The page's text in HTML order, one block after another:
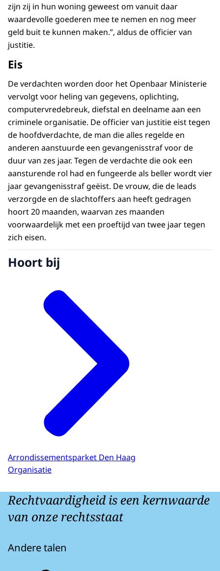
zijn zij in hun woning geweest om vanuit daar
waardevolle goederen mee te nemen en nog meer
geld buit te kunnen maken.”, aldus de officier van
justitie.
Eis
De verdachten worden door het Openbaar Ministerie
vervolgt voor heling van gegevens, oplichting,
computervredebreuk, diefstal en deelname aan een
criminele organisatie. De officier van justitie eist tegen
de hoofdverdachte, de man die alles regelde en
anderen aanstuurde een gevangenisstraf voor de
duur van zes jaar. Tegen de verdachte die ook een
aansturende rol had en fungeerde als beller wordt vier
jaar gevangenisstraf geëist. De vrouw, die de leads
verzorgde en de slachtoffers aan heeft gedragen
hoort 20 maanden, waarvan zes maanden
voorwaardelijk met een proeftijd van twee jaar tegen
zich eisen.
Hoort bij
Arrondissementsparket Den Haag
Organisatie
Rechtvaardigheid is een kernwaarde
van onze rechtsstaat
Andere talen